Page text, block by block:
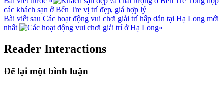
các khách sạn ở Bến Tre vị trí đẹp, giá hợp lý
Bài viết sau Các hoạt động vui chơi giải trí hấp dẫn tại Hạ Long mới
nhất
»
Reader Interactions
Để lại một bình luận